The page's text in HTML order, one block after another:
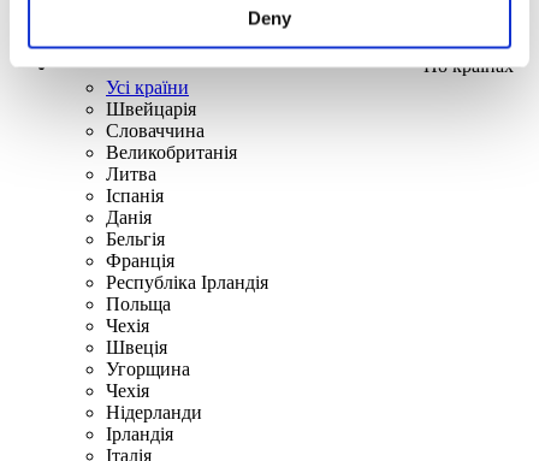
Deny
По країнах
Усі країни
Швейцарія
Словаччина
Великобританія
Литва
Іспанія
Данія
Бельгія
Франція
Республіка Ірландія
Польща
Чехія
Швецiя
Угорщина
Чехія
Нідерланди
Iрландія
Iталiя